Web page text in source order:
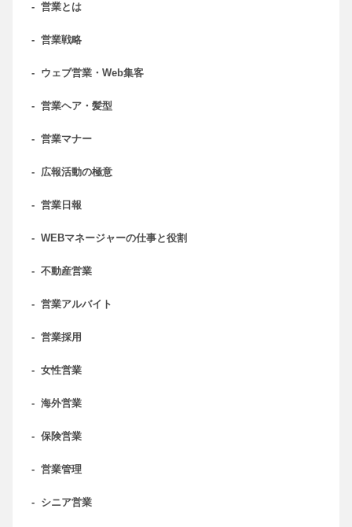
- 営業とは
- 営業戦略
- ウェブ営業・Web集客
- 営業ヘア・髪型
- 営業マナー
- 広報活動の極意
- 営業日報
- WEBマネージャーの仕事と役割
- 不動産営業
- 営業アルバイト
- 営業採用
- 女性営業
- 海外営業
- 保険営業
- 営業管理
- シニア営業